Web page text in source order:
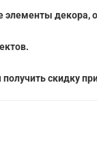
декора,
скидку